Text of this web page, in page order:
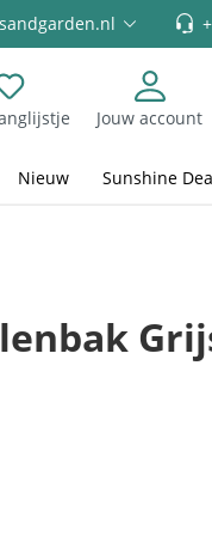
Jouw account
Nieuw Sunshine